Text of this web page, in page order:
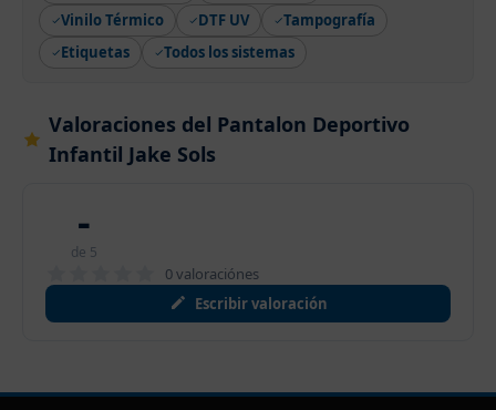
Vinilo Térmico
DTF UV
Tampografía
Etiquetas
Todos los sistemas
Valoraciones del Pantalon Deportivo
Infantil Jake Sols
-
de 5
0 valoraciónes
Escribir valoración